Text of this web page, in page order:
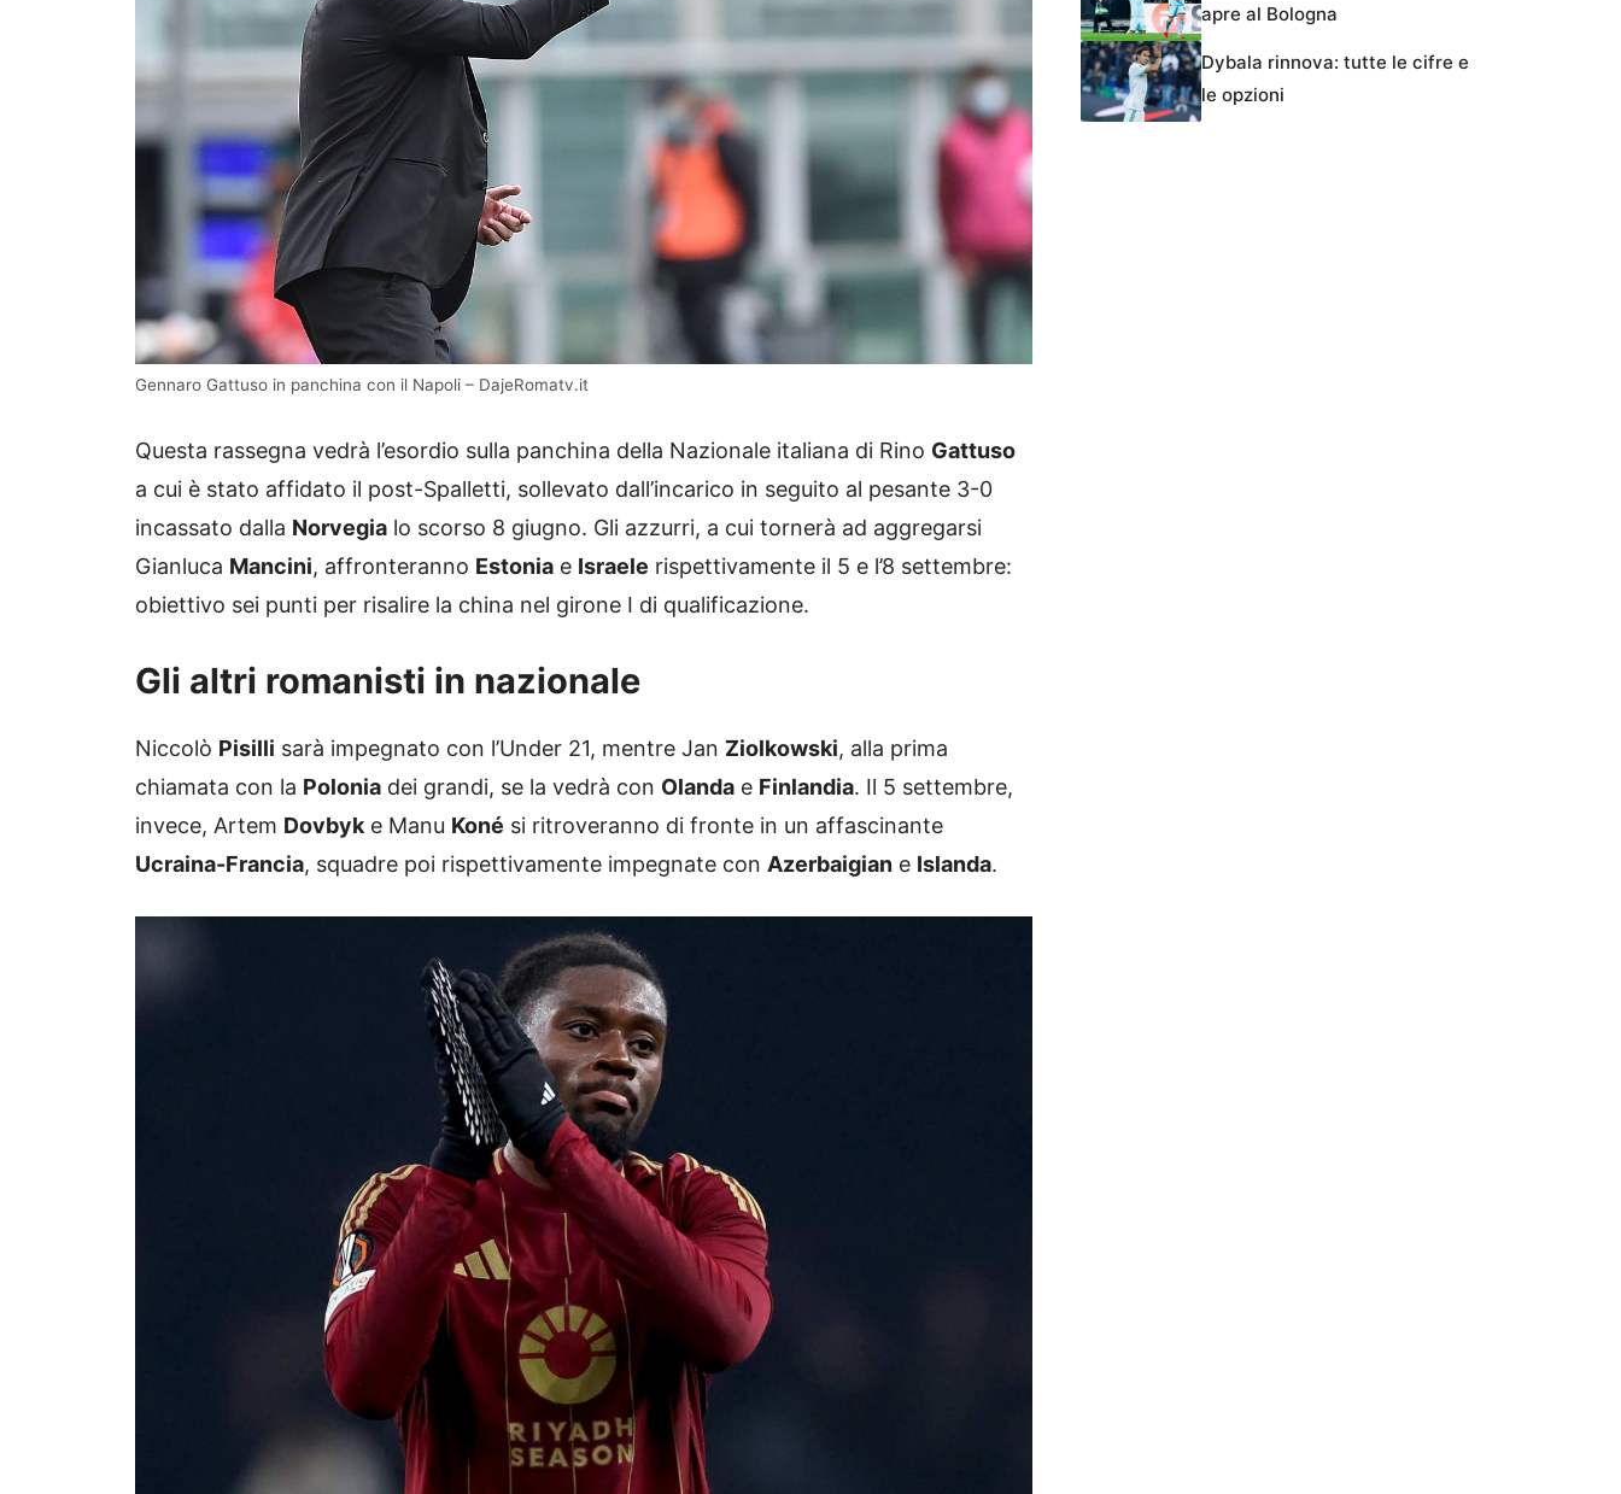
Gennaro Gattuso in panchina con il Napoli – DajeRomatv.it
Questa rassegna vedrà l’esordio sulla panchina della Nazionale italiana di Rino Gattuso
a cui è stato affidato il post-Spalletti, sollevato dall’incarico in seguito al pesante 3-0
incassato dalla Norvegia lo scorso 8 giugno. Gli azzurri, a cui tornerà ad aggregarsi
Gianluca Mancini, affronteranno Estonia e Israele rispettivamente il 5 e l’8 settembre:
obiettivo sei punti per risalire la china nel girone I di qualificazione.
Gli altri romanisti in nazionale
Niccolò Pisilli sarà impegnato con l’Under 21, mentre Jan Ziolkowski, alla prima
chiamata con la Polonia dei grandi, se la vedrà con Olanda e Finlandia. Il 5 settembre,
invece, Artem Dovbyke Manu Koné si ritroveranno di fronte in un affascinante
Ucraina-Francia, squadre poi rispettivamente impegnate con Azerbaigian e Islanda.
apre al Bologna
Dybala rinnova: tutte le cifre e
le opzioni